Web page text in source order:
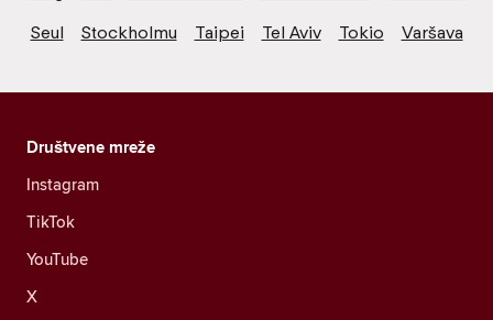
Seul
Stockholmu Taipei Tel Aviv Tokio Varšava
Društvene mreže
Instagram
TikTok
YouTube
X